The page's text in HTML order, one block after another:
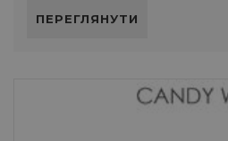
ПЕРЕГЛЯНУТИ